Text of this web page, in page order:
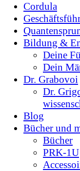
Cordula
Bildung &
Deine
Dein
Dr. Grabovoi
Dr.
Blog
Bücher und
Bücher
PRK-1U